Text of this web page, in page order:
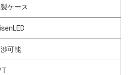
ケース
可能